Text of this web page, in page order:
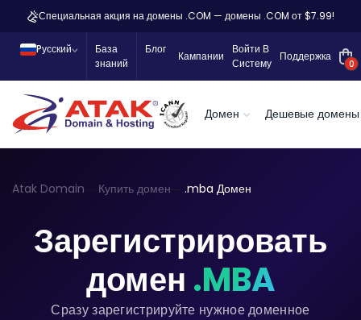
Специальная акция на домены .COM — домены .COM от $7.99!
Pусский
База
знаний
Блог
Кампании
Войти В
Систему
Поддержка
0
Домен Дешевые домены
Atak Domain Купить домен .mba Домен
Зарегистрировать
домен .MBA
Сразу зарегистрируйте нужное доменное